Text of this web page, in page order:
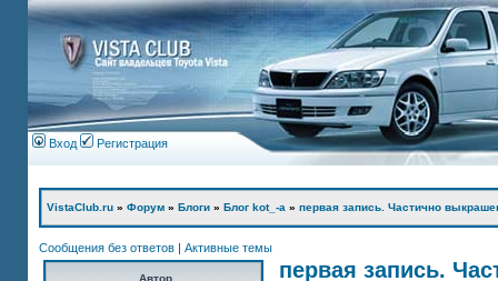
Вход Регистрация
VistaClub.ru » Форум » Блоги » Блог kot_-а » первая запись. Частично
Сообщения без ответов | Активные темы
Автор первая запись.